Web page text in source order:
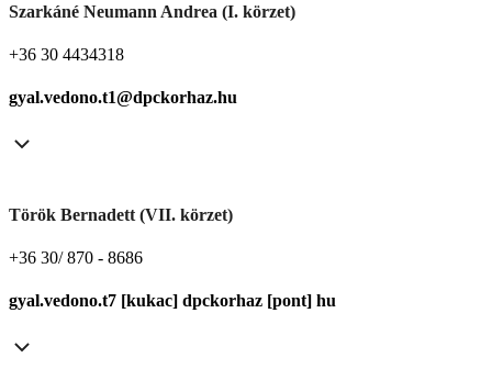
Szarkáné Neumann Andrea (I. körzet)
+36 30 4434318
gyal.vedono.t1@dpckorhaz.hu
Török Bernadett (VII. körzet)
+36 30/ 870 - 8686
gyal.vedono.t7 [kukac] dpckorhaz [pont] hu